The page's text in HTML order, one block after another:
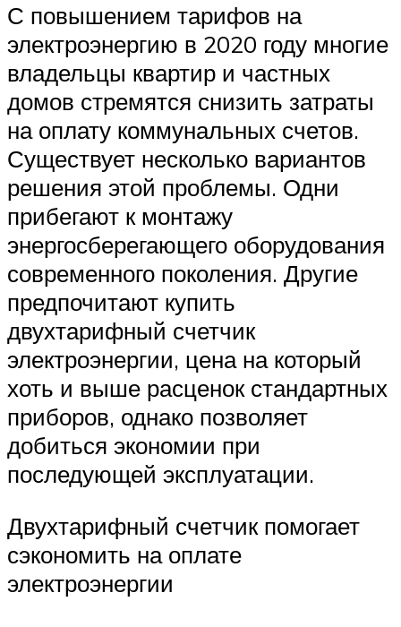
С повышением тарифов на
электроэнергию в 2020 году многие
владельцы квартир и частных
домов стремятся снизить затраты
на оплату коммунальных счетов.
Существует несколько вариантов
решения этой проблемы. Одни
прибегают к монтажу
энергосберегающего оборудования
современного поколения. Другие
предпочитают купить
двухтарифный счетчик
электроэнергии, цена на который
хоть и выше расценок стандартных
приборов, однако позволяет
добиться экономии при
последующей эксплуатации.
Двухтарифный счетчик помогает
сэкономить на оплате
электроэнергии